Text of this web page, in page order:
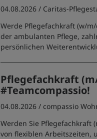
04.08.2026 / Caritas-
Werde Pflegefachkraft (w/
der ambulanten Pflege,
persönlichen
Pflegefachkraft
#Teamcompassio!
04.08.2026 / compassio
Werden Sie Pflegefachkraft
von flexiblen Arbeitszeiten,